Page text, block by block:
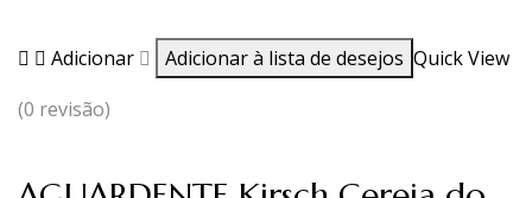
Adicionar Adicionar à lista de desejos Quick View
(0 revisão)